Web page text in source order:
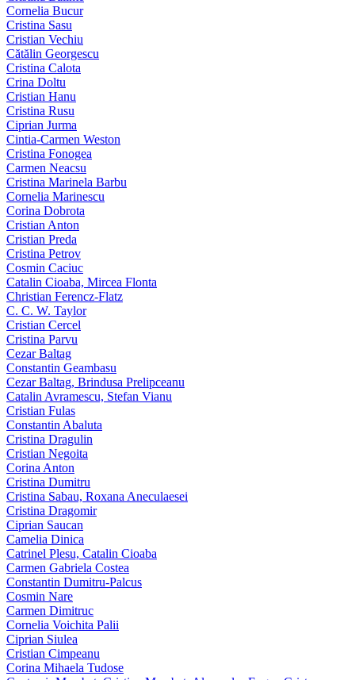
Cornelia Bucur
Cristina Sasu
Cristian Vechiu
Cătălin Georgescu
Cristina Calota
Crina Doltu
Cristian Hanu
Cristina Rusu
Ciprian Jurma
Cintia-Carmen Weston
Cristina Fonogea
Carmen Neacsu
Cristina Marinela Barbu
Cornelia Marinescu
Corina Dobrota
Cristian Anton
Cristian Preda
Cristina Petrov
Cosmin Caciuc
Catalin Cioaba, Mircea Flonta
Christian Ferencz-Flatz
C. C. W. Taylor
Cristian Cercel
Cristina Parvu
Cezar Baltag
Constantin Geambasu
Cezar Baltag, Brindusa Prelipceanu
Catalin Avramescu, Stefan Vianu
Cristian Fulas
Constantin Abaluta
Cristina Dragulin
Cristian Negoita
Corina Anton
Cristina Dumitru
Cristina Sabau, Roxana Aneculaesei
Cristina Dragomir
Ciprian Saucan
Camelia Dinica
Catrinel Plesu, Catalin Cioaba
Carmen Gabriela Costea
Constantin Dumitru-Palcus
Cosmin Nare
Carmen Dimitruc
Cornelia Voichita Palii
Ciprian Siulea
Cristian Cimpeanu
Corina Mihaela Tudose